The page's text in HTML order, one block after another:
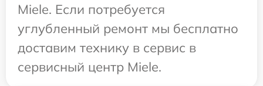
Miele. Если потребуется
углубленный ремонт мы бесплатно
доставим технику в сервис в
сервисный центр Miele.